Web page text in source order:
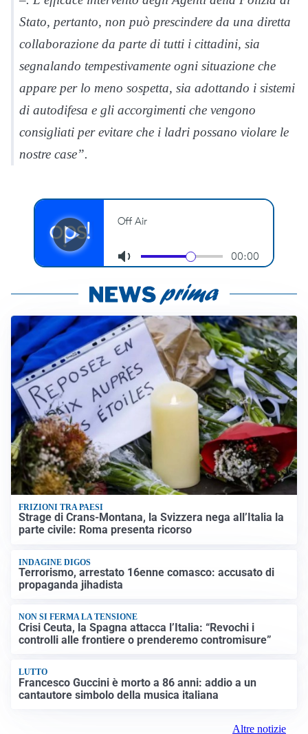
Stato, pertanto, non può prescindere da una diretta
collaborazione da parte di tutti i cittadini, sia
segnalando tempestivamente ogni situazione che
appare per lo meno sospetta, sia adottando i sistemi
di autodifesa e gli accorgimenti che vengono
consigliati per evitare che i ladri possano violare le
nostre case”.
FRIZIONI TRA PAESI
Strage di Crans-Montana, la Svizzera nega all’Italia la
parte civile: Roma presenta ricorso
INDAGINE DIGOS
Terrorismo, arrestato 16enne comasco: accusato di
propaganda jihadista
NON SI FERMA LA TENSIONE
Crisi Ceuta, la Spagna attacca l’Italia: “Revochi i
controlli alle frontiere o prenderemo contromisure”
LUTTO
Francesco Guccini è morto a 86 anni: addio a un
cantautore simbolo della musica italiana
Altre notizie